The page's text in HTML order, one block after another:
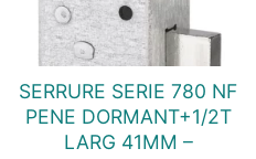
SERRURE SERIE 780 NF
PENE DORMANT+1/2T
LARG 41MM –